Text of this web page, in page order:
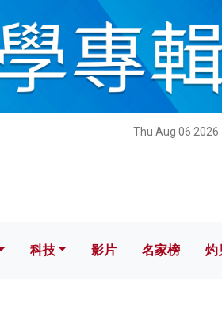
Thu Aug 06 2026
科技 影片 名家榜
科技 影片 名家榜 灼